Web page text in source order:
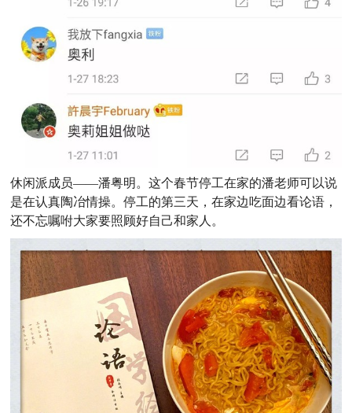
休闲派成员——潘粤明。这个春节停工在家的潘老师可以说
是在认真陶冶情操。停工的第三天，在家边吃面边看论语，
还不忘嘱咐大家要照顾好自己和家人。